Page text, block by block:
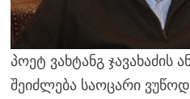
პოეტ ვახტანგ ჯავახაძის
შეიძლება საოცარი